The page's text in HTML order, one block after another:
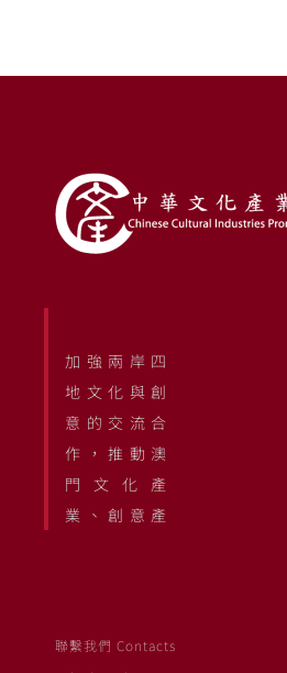
加強兩岸四
地文化與創
意的交流合
作，推動澳
門文化產
業、創意產
聯繫我們 Contacts